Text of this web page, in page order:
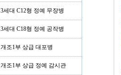
3세대 C12형 정예 무장병
3세대 C18형 정예 공작병
개조1부 상급 대포병
개조1부 상급 정예 감시관